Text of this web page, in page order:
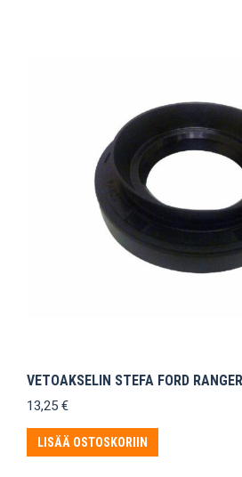
VETOAKSELIN STEFA FORD
13,25 €
LISÄÄ OSTOSKORIIN